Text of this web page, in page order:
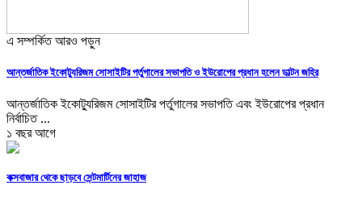
এ সম্পর্কিত আরও পড়ুন
আন্তর্জাতিক ইকোট্যুরিজম সোসাইটির পর্তুগালের সভাপতি ও ইউরোপের প্রধান হলেন ডাল্টন জহির
আন্তর্জাতিক ইকোট্যুরিজম সোসাইটির পর্তুগালের সভাপতি এবং ইউরোপের প্রধান
নির্বাচিত ...
১ বছর আগে
কক্সবাজার থেকে ছাড়বে সেন্টমার্টিনের জাহাজ